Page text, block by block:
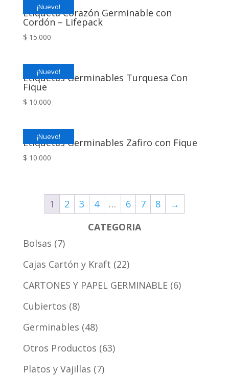
¡Nuevo!
Etiqueta Corazón Germinable con
Cordón – Lifepack
$ 15.000
¡Nuevo!
Etiquetas Germinables Turquesa Con
Fique
$ 10.000
¡Nuevo!
Etiquetas Germinables Zafiro con Fique
$ 10.000
1 2 3 4 … 6 7 8
→
CATEGORIA
Bolsas 7
Cajas Cartón y Kraft 22
CARTONES Y PAPEL GERMINABLE 6
Cubiertos 8
Germinables 48
Otros Productos 63
Platos y Vajillas 7